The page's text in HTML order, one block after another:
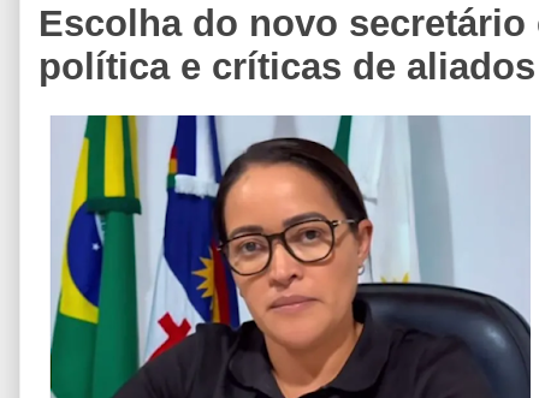
Escolha do novo
política e críticas de